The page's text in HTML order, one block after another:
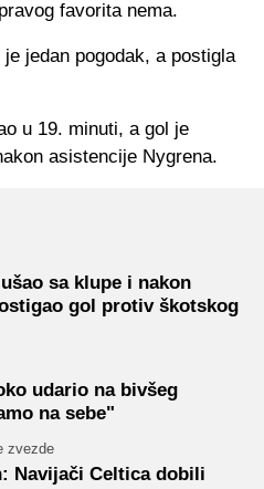
favorita nema.
jedan pogodak, a postigla
u 19. minuti, a gol je
asistencije Nygrena.
sa klupe i nakon
gol protiv škotskog
udario na bivšeg
na sebe"
zvezde
Navijači Celtica dobili